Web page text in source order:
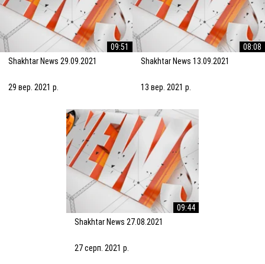
09:51
Shakhtar News 29.09.2021
29 вер. 2021 р.
08:08
Shakhtar News 13.09.2021
13 вер. 2021 р.
09:44
Shakhtar News 27.08.2021
27 серп. 2021 р.